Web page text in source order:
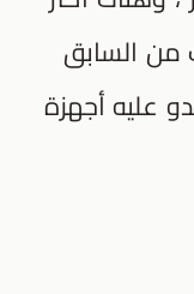
آيفون 16، لذلك من السابق
عليه أجهزة